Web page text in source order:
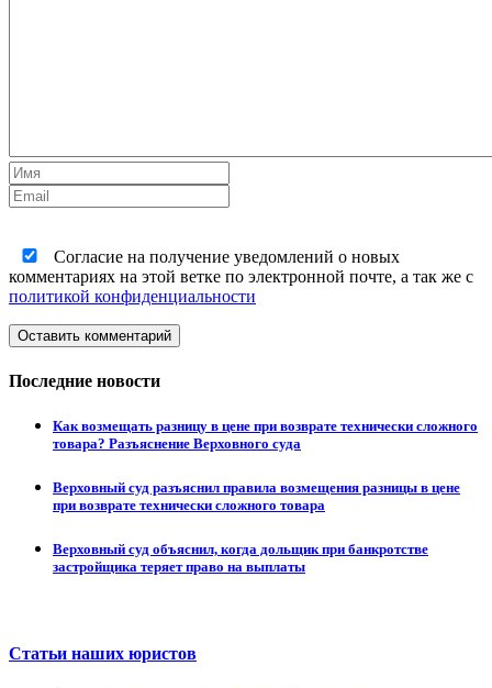
Согласие на получение уведомлений о новых
комментариях на этой ветке по электронной почте, а так же с
политикой конфиденциальности
Оставить комментарий
Последние новости
Как возмещать разницу в цене при возврате технически сложного
товара? Разъяснение Верховного суда
Верховный суд разъяснил правила возмещения разницы в цене
при возврате технически сложного товара
Верховный суд объяснил, когда дольщик при банкротстве
застройщика теряет право на выплаты
Статьи наших юристов